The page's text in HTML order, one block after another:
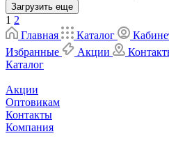
Загрузить еще
1 2
Главная
Каталог
Избранные
Акции
Каталог
Акции
Оптовикам
Контакты
Компания